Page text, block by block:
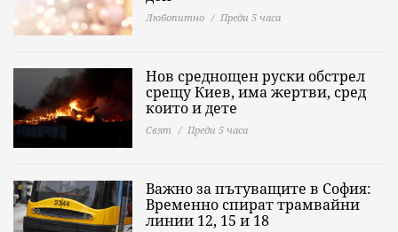
Любопитно Преди 5 часа
Нов среднощен руски обстрел
срещу Киев, има жертви, сред
които и дете
Свят Преди 5 часа
Важно за пътуващите в София:
Временно спират трамвайни
линии 12, 15 и 18